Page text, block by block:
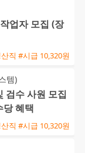
업자 모집 (장
직 #시급 10,320원
템)
검수 사원 모집
당 혜택
직 #시급 10,320원